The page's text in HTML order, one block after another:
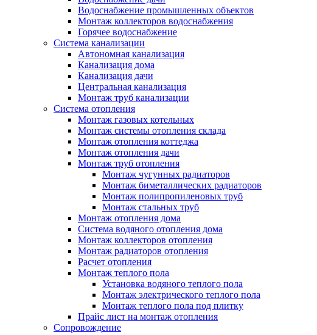
Водоснабжение промышленных объектов
Монтаж коллекторов водоснабжения
Горячее водоснабжение
Система канализации
Автономная канализация
Канализация дома
Канализация дачи
Центральная канализация
Монтаж труб канализации
Система отопления
Монтаж газовых котельных
Монтаж системы отопления склада
Монтаж отопления коттеджа
Монтаж отопления дачи
Монтаж труб отопления
Монтаж чугунных радиаторов
Монтаж биметаллических радиаторов
Монтаж полипропиленовых труб
Монтаж стальных труб
Монтаж отопления дома
Система водяного отопления дома
Монтаж коллекторов отопления
Монтаж радиаторов отопления
Расчет отопления
Монтаж теплого пола
Установка водяного теплого пола
Монтаж электрического теплого пола
Монтаж теплого пола под плитку
Прайс лист на монтаж отопления
Сопровождение